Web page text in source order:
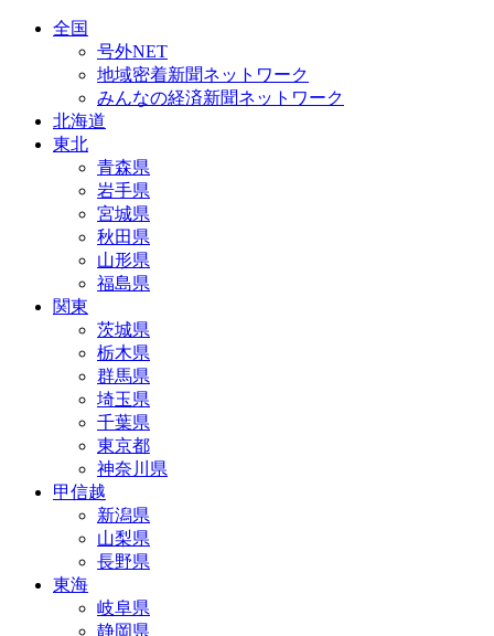
全国
号外NET
地域密着新聞ネットワーク
みんなの経済新聞ネットワーク
北海道
東北
青森県
岩手県
宮城県
秋田県
山形県
福島県
関東
茨城県
栃木県
群馬県
埼玉県
千葉県
東京都
神奈川県
甲信越
新潟県
山梨県
長野県
東海
岐阜県
静岡県